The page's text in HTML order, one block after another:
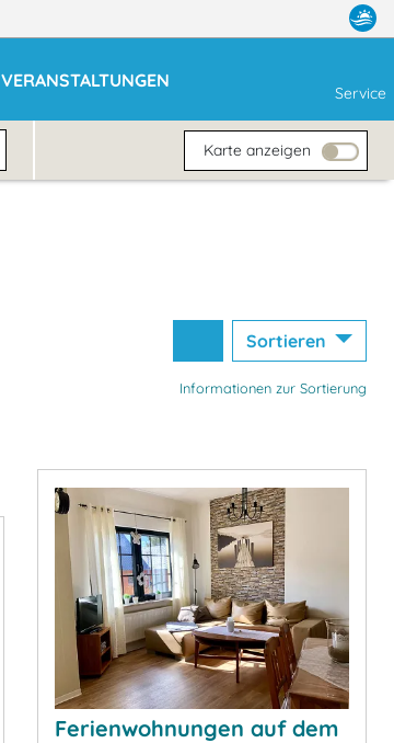
VERANSTALTUNGEN
Service
Karte anzeigen
Sortieren
Informationen zur Sortierung
Ferienwohnungen auf dem